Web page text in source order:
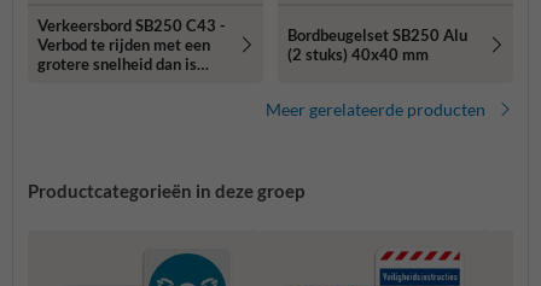
Verkeersbord SB250 C43 -
Verbod te rijden met een
grotere snelheid dan is
Bordbeugelset SB250 Alu
(2 stuks) 40x40 mm
Meer gerelateerde producten
Productcategorieën in deze groep